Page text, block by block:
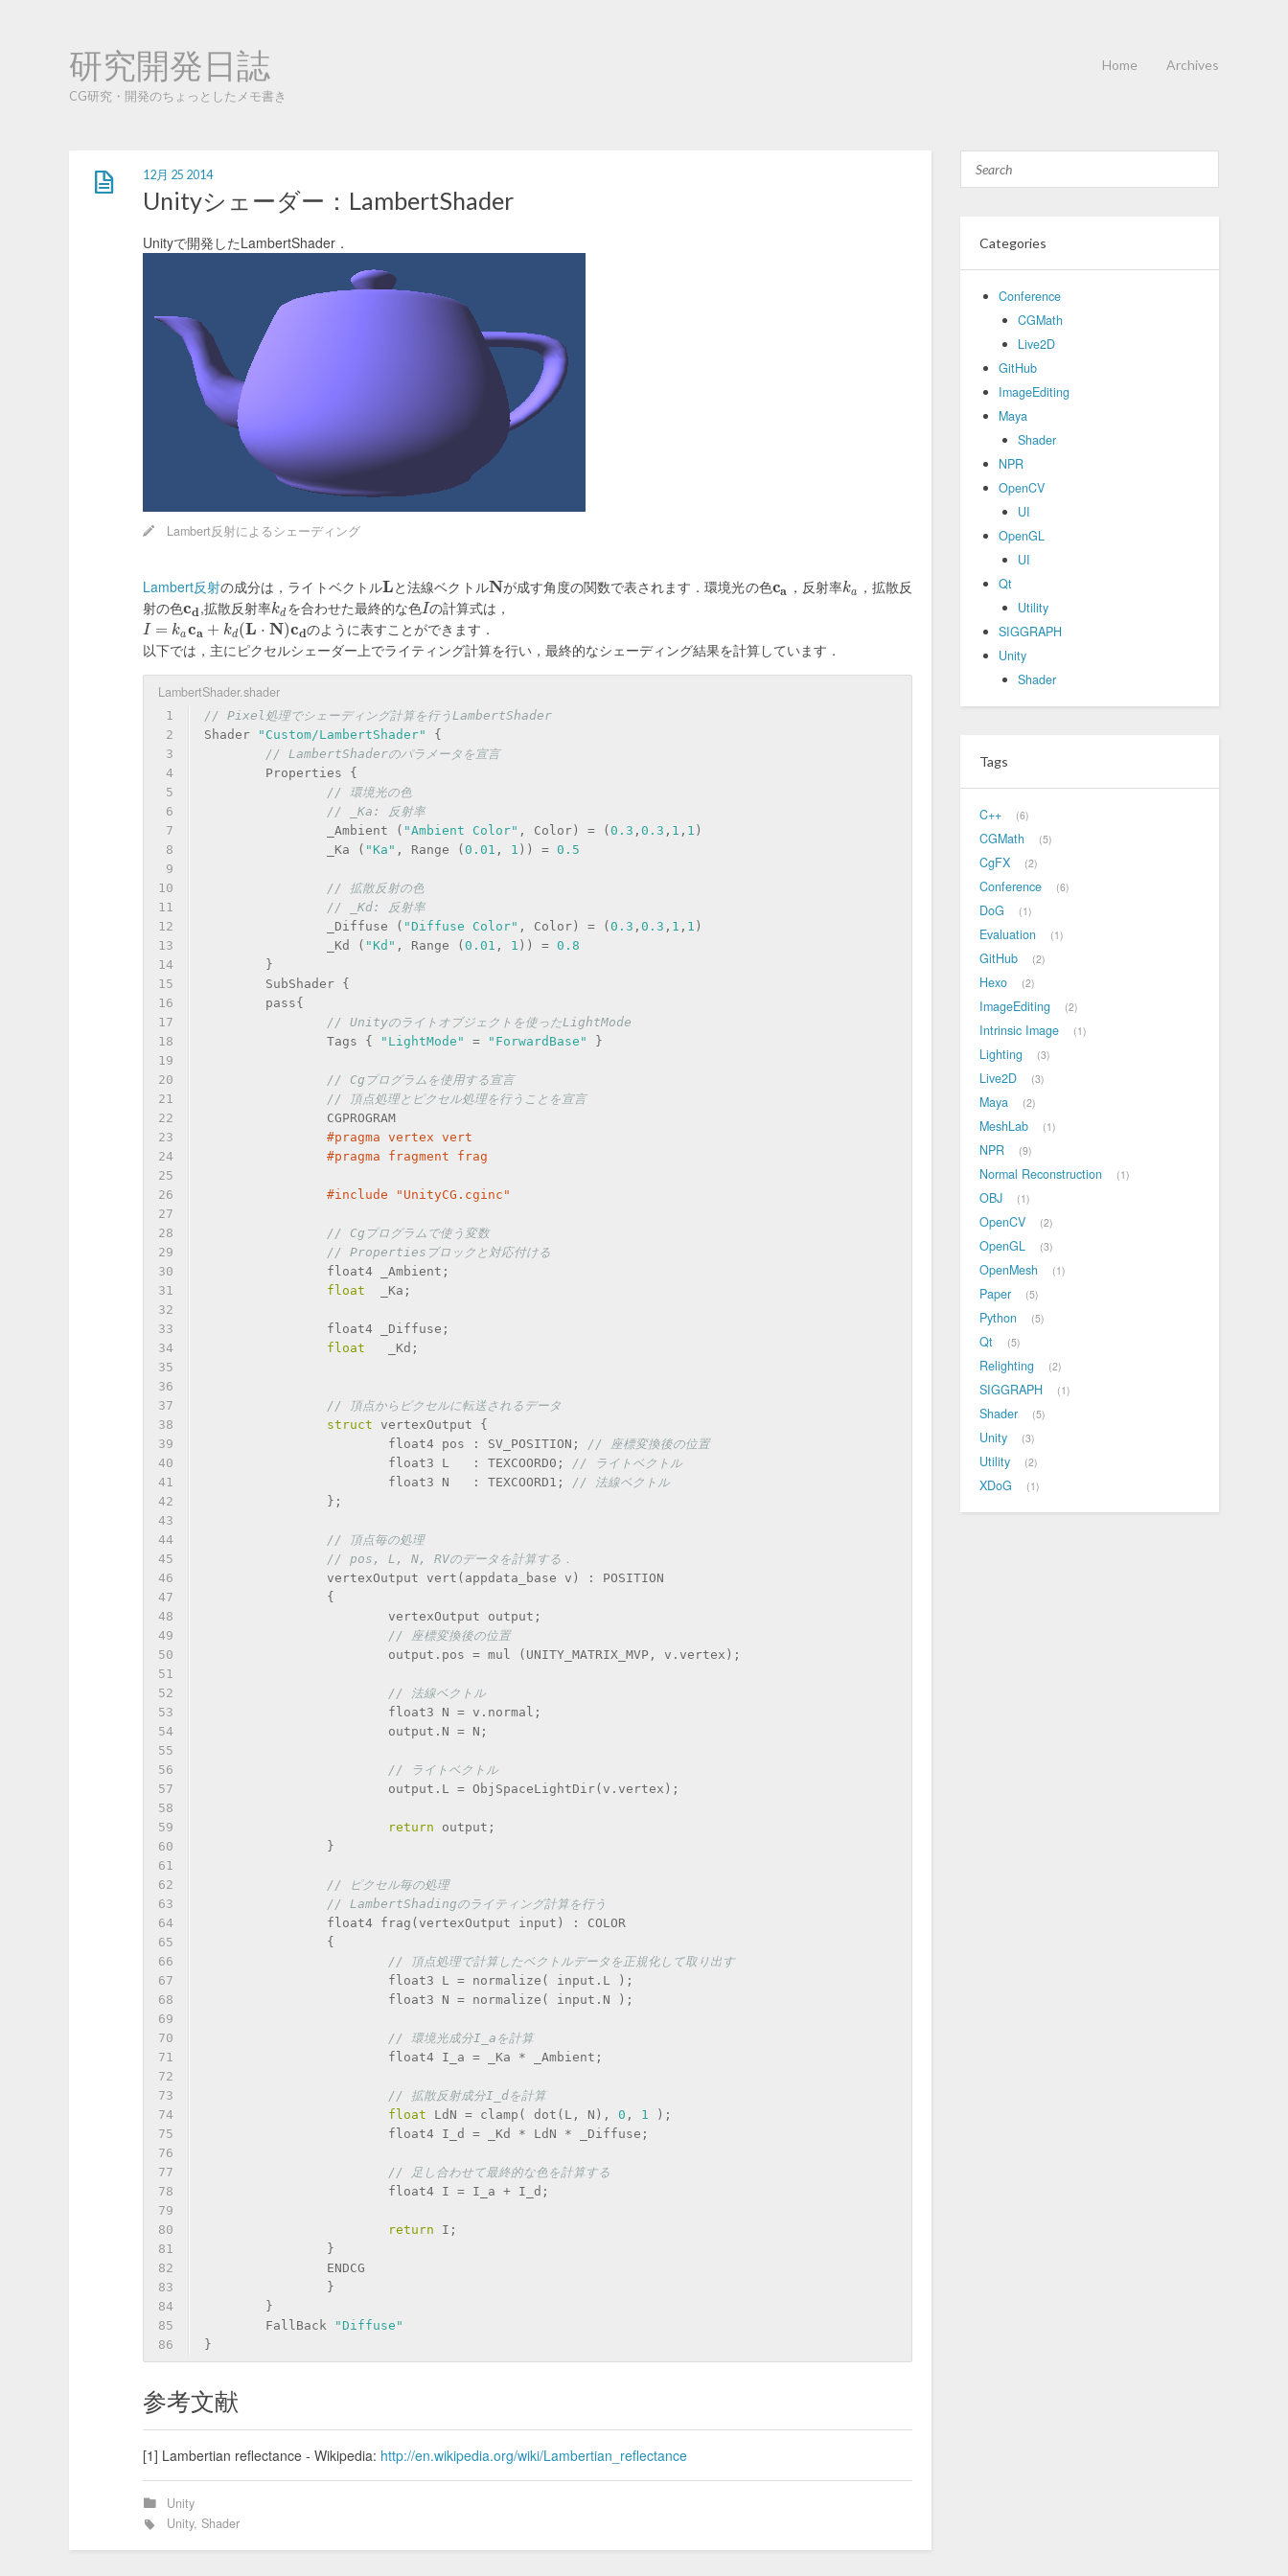
研究開発日誌
CG研究・開発のちょっとしたメモ書き
Home Archives
12月 25 2014
Unityシェーダー：LambertShader
Unityで開発したLambertShader．
Lambert反射によるシェーディング
Lambert反射の成分は，ライトベクトルL
L と法線ベクトルN
N が成す角度の関数で表されます．環境光の色ca
ca ，反射率ka
ka ，拡散反
射の色cd
cd ,拡散反射率kd
kdを合わせた最終的な色I
I の計算式は，
I = kaca + kd(L ⋅ N)cd
I= ka ca+kd (L⋅ N)cd
のように表すことができます．
以下では，主にピクセルシェーダー上でライティング計算を行い，最終的なシェーディング結果を計算しています．
LambertShader.shader
1
2
3
4
5
6
7
8
9
10
11
12
13
14
15
16
17
18
19
20
21
22
23
24
25
26
27
28
29
30
31
32
33
34
35
36
37
38
39
40
41
42
43
44
45
46
47
48
49
50
51
52
53
54
55
56
57
58
59
60
61
62
63
64
65
66
67
68
69
70
71
72
73
74
75
76
77
78
79
80
81
82
83
84
85
86
// Pixel処理でシェーディング計算を行うLambertShader
Shader
"Custom/LambertShader"
{
// LambertShaderのパラメータを宣言
	Properties {
// 環境光の色
// _Ka: 反射率
		_Ambient (
"Ambient Color" , Color) = ( 0.3 , 0.3 , 1 , 1 )
		_Ka (
"Ka" , Range ( 0.01 , 1 )) = 0.5
// 拡散反射の色
// _Kd: 反射率
		_Diffuse (
"Diffuse Color" , Color) = ( 0.3 , 0.3 , 1 , 1 )
		_Kd (
"Kd" , Range ( 0.01 , 1 )) = 0.8
	}
	SubShader {
	pass{
// Unityのライトオブジェクトを使ったLightMode
		Tags {
"LightMode" = "ForwardBase" }
// Cgプログラムを使用する宣言
// 頂点処理とピクセル処理を行うことを宣言
		CGPROGRAM
#pragma vertex vert
#pragma fragment frag
#include "UnityCG.cginc"
// Cgプログラムで使う変数
// Propertiesブロックと対応付ける
		float4 _Ambient;
float
  _Ka;
		float4 _Diffuse;
float
_Kd;
// 頂点からピクセルに転送されるデータ
struct vertexOutput {
			float4 pos : SV_POSITION;
// 座標変換後の位置
			float3 L   : TEXCOORD0;
// ライトベクトル
			float3 N   : TEXCOORD1;
// 法線ベクトル
		};
// 頂点毎の処理
// pos, L, N, RVのデータを計算する．
		vertexOutput vert(appdata_base v) : POSITION
		{
			vertexOutput output;
// 座標変換後の位置
			output.pos = mul (UNITY_MATRIX_MVP, v.vertex);
// 法線ベクトル
			float3 N = v.normal;
			output.N = N;
// ライトベクトル
			output.L = ObjSpaceLightDir(v.vertex);
return output;
		}
// ピクセル毎の処理
// LambertShadingのライティング計算を行う
		float4 frag(vertexOutput input) : COLOR
		{
// 頂点処理で計算したベクトルデータを正規化して取り出す
			float3 L = normalize( input.L );
			float3 N = normalize( input.N );
// 環境光成分I_aを計算
			float4 I_a = _Ka * _Ambient;
// 拡散反射成分I_dを計算
float LdN = clamp( dot(L, N), 0 , 1 );
			float4 I_d = _Kd * LdN * _Diffuse;
// 足し合わせて最終的な色を計算する
			float4 I = I_a + I_d;
return I;
		}
		ENDCG
		}
	}
	FallBack
"Diffuse"
}
参考文献
[1] Lambertian reflectance - Wikipedia: http://en.wikipedia.org/wiki/Lambertian_reflectance
Unity
Unity, Shader
Categories
Conference
CGMath
Live2D
GitHub
ImageEditing
Maya
Shader
NPR
OpenCV
UI
OpenGL
UI
Qt
Utility
SIGGRAPH
Unity
Shader
Tags
C++ 6
CGMath 5
CgFX 2
Conference 6
DoG 1
Evaluation 1
GitHub 2
Hexo 2
ImageEditing 2
Intrinsic Image 1
Lighting 3
Live2D 3
Maya 2
MeshLab 1
NPR 9
Normal Reconstruction 1
OBJ 1
OpenCV 2
OpenGL 3
OpenMesh 1
Paper 5
Python 5
Qt 5
Relighting 2
SIGGRAPH 1
Shader 5
Unity 3
Utility 2
XDoG 1